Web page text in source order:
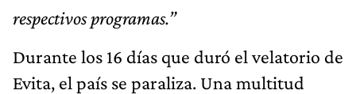
respectivos programas.”
Durante los 16 días que duró el velatorio de
Evita, el país se paraliza. Una multitud